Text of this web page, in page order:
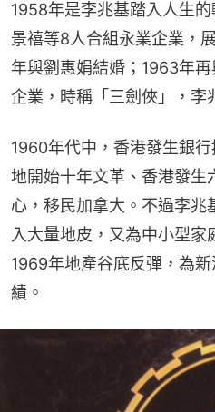
1958年是李兆基踏入人生
景禧等8人合組永業企業，
年與劉惠娟結婚；1963年
企業，時稱「三劍俠」，李
1960年代中，香港發生銀
地開始十年文革、香港發生
心，移民加拿大。不過李兆
入大量地皮，又為中小型家
1969年地產谷底反彈，為
績。